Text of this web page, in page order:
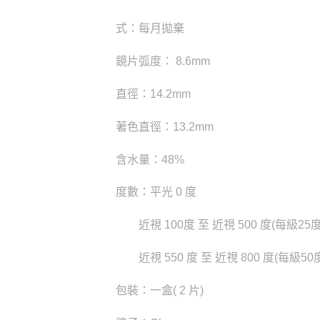
式：每月拋棄
鏡片弧度： 8.6mm
直徑：14.2mm
著色直徑：13.2mm
含水量：48%
度數：平光 0 度
近視 100度 至 近視 500 度(每級25
近視 550 度 至 近視 800 度(每級50
包裝：一盒( 2 片)